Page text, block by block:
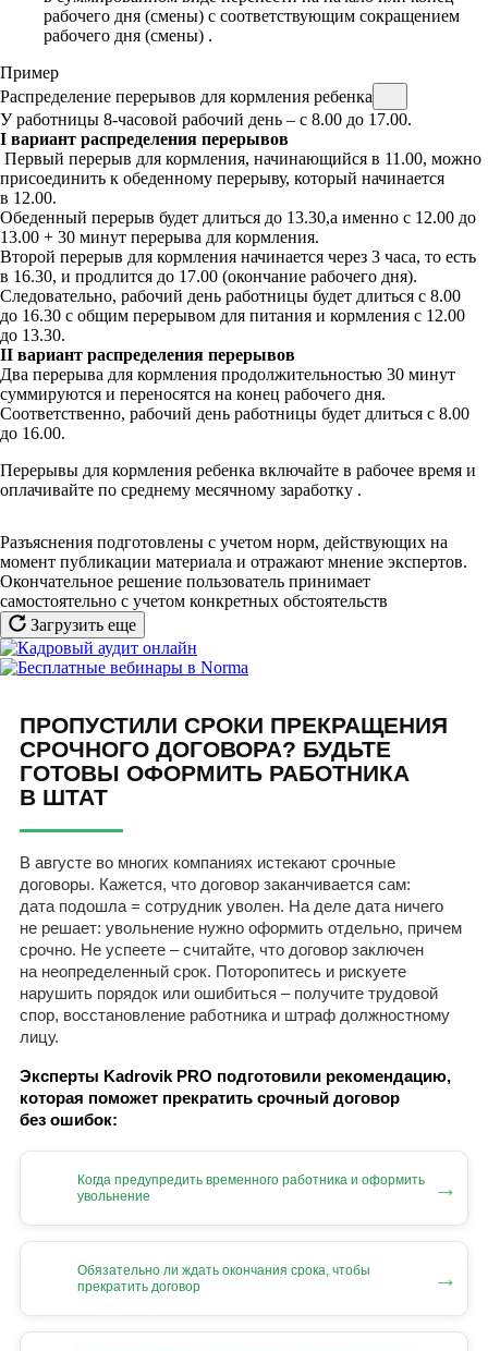
рабочего дня (смены) с соответствующим сокращением
рабочего дня (смены) .
Пример
Распределение перерывов для кормления ребенка
У работницы 8-часовой рабочий день – с 8.00 до 17.00.
I вариант распределения перерывов
Первый перерыв для кормления, начинающийся в 11.00, можно
присоединить к обеденному перерыву, который начинается
в 12.00.
Обеденный перерыв будет длиться до 13.30,а именно с 12.00 до
13.00 + 30 минут перерыва для кормления.
Второй перерыв для кормления начинается через 3 часа, то есть
в 16.30, и продлится до 17.00 (окончание рабочего дня).
Следовательно, рабочий день работницы будет длиться с 8.00
до 16.30 с общим перерывом для питания и кормления с 12.00
до 13.30.
II вариант распределения перерывов
Два перерыва для кормления продолжительностью 30 минут
суммируются и переносятся на конец рабочего дня.
Соответственно, рабочий день работницы будет длиться с 8.00
до 16.00.
Перерывы для кормления ребенка включайте в рабочее время и
оплачивайте по среднему месячному заработку .
Разъяснения подготовлены с учетом норм, действующих на
момент публикации материала и отражают мнение экспертов.
Окончательное решение пользователь принимает
самостоятельно с учетом конкретных обстоятельств
Загрузить еще
ПРОПУСТИЛИ СРОКИ ПРЕКРАЩЕНИЯ
СРОЧНОГО ДОГОВОРА? БУДЬТЕ
ГОТОВЫ ОФОРМИТЬ РАБОТНИКА
В ШТАТ
В августе во многих компаниях истекают срочные
договоры. Кажется, что договор заканчивается сам:
дата подошла = сотрудник уволен. На деле дата ничего
не решает: увольнение нужно оформить отдельно, причем
срочно. Не успеете – считайте, что договор заключен
на неопределенный срок. Поторопитесь и рискуете
нарушить порядок или ошибиться – получите трудовой
спор, восстановление работника и штраф должностному
лицу.
Эксперты Kadrovik PRO подготовили рекомендацию,
которая поможет прекратить срочный договор
без ошибок:
Когда предупредить временного работника и оформить
увольнение
→
Обязательно ли ждать окончания срока, чтобы
прекратить договор
→